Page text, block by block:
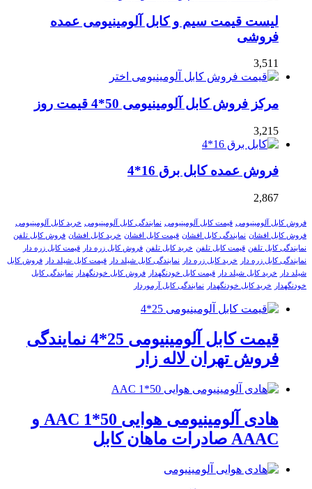
لیست قیمت سیم و کابل آلومینیومی عمده
فروشی
3,511
مرکز فروش کابل آلومینیومی 50*4 قیمت روز
3,215
فروش عمده کابل برق 16*4
2,867
فروش کابل آلومینیومی قیمت کابل آلومینیومی نمایندگی کابل آلومینیومی خرید کابل آلومینیومی
فروش کابل افشان نمایندگی کابل افشان قیمت کابل افشان خرید کابل افشان فروش کابل تلفن
نمایندگی کابل تلفن قیمت کابل تلفن خرید کابل تلفن فروش کابل زره دار
قیمت کابل زره دار
نمایندگی کابل زره دار
خرید کابل زره دار نمایندگی کابل شیلد دار قیمت کابل شیلد دار
فروش کابل
شیلد دار
خرید کابل شیلد دار قیمت کابل خودنگهدار فروش کابل خودنگهدار
نمایندگی کابل
خودنگهدار
خرید کابل خودنگهدار نمایندگی کابل آرموردار
قیمت کابل آلومینیومی 25*4 نمایندگی
فروش تهران لاله زار
هادی آلومینیومی هوایی 50*1 AAC و
AAAC صادرات ماهان کابل